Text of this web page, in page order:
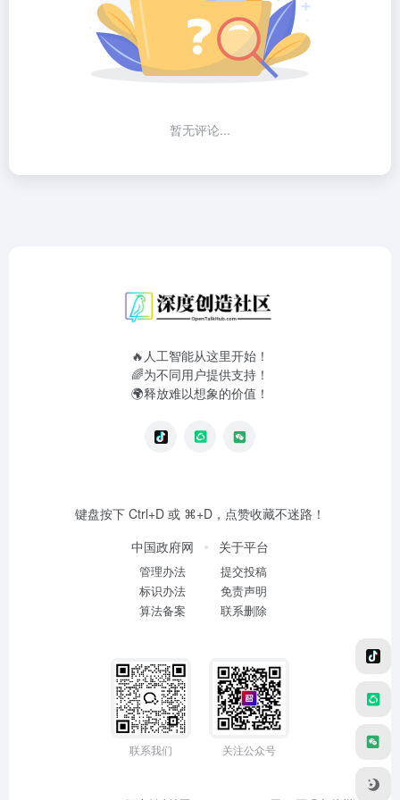
暂无评论...
🔥人工智能从这里开始！
🌈为不同用户提供支持！
🌍释放难以想象的价值！
键盘按下 Ctrl+D 或 ⌘+D，点赞收藏不迷路！
中国政府网
管理办法
标识办法
算法备案
关于平台
提交投稿
免责声明
联系删除
联系我们 关注公众号